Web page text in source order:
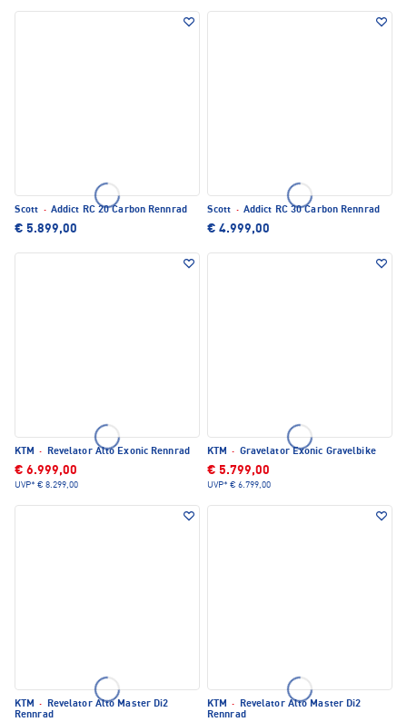
Scott · Addict RC 20 Carbon Rennrad
€ 5.899,00
Scott · Addict RC 30 Carbon Rennrad
€ 4.999,00
KTM · Revelator Alto Exonic Rennrad
€ 6.999,00
UVP* € 8.299,00
KTM · Gravelator Exonic Gravelbike
€ 5.799,00
UVP* € 6.799,00
KTM ·
Revelator Alto Master Di2
Rennrad
KTM ·
Revelator Alto Master Di2
Rennrad